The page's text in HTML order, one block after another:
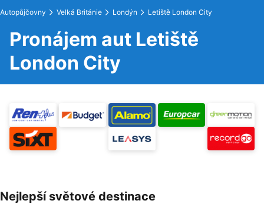
Autopůjčovny Velká Británie Londýn Letiště London City
Pronájem aut Letiště
London City
Nejlepší světové destinace